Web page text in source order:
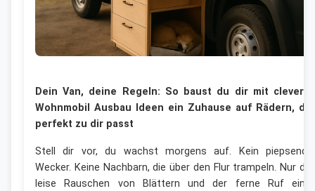
Dein Van, deine Regeln: So baust du dir mit
Wohnmobil Ausbau Ideen ein Zuhause auf Rädern,
perfekt zu dir passt
Stell dir vor, du wachst morgens auf. Kein
Wecker. Keine Nachbarn, die über den Flur trampeln. Nur
leise Rauschen von Blättern und der ferne Ruf